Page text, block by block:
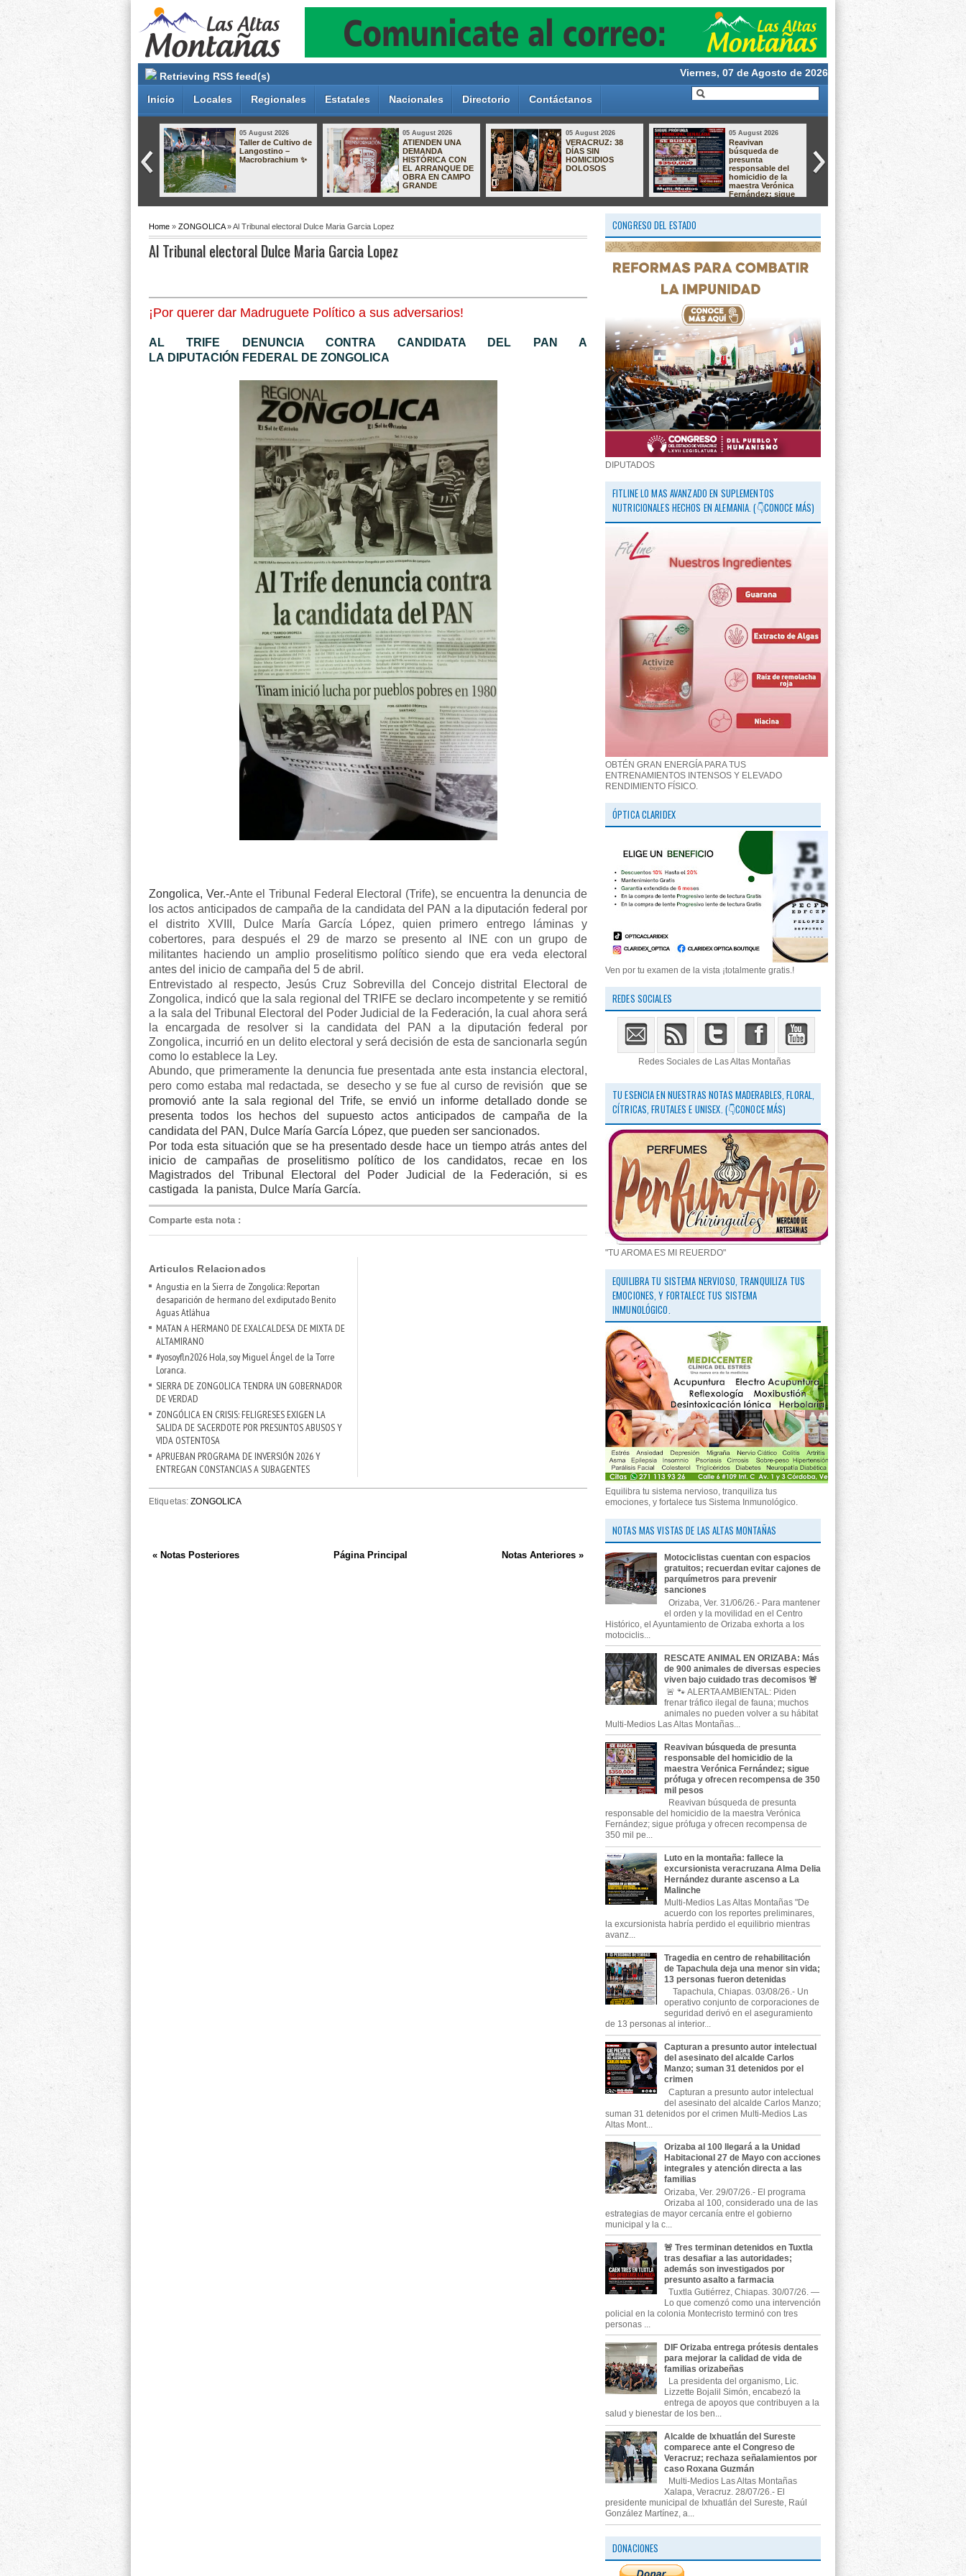
Retrieving RSS feed(s) Viernes, 07 de Agosto de 2026
Inicio Locales Regionales Estatales Nacionales Directorio Contáctanos
EL ARRANQUE DE
05 August 2026
VERACRUZ: 38
DÍAS SIN
HOMICIDIOS
05 August 2026
Reavivan
búsqueda de
presunta
responsable del
homicidio de la
maestra Verónica
07 August 2026
DIF La Perla se
suma a iniciativa
para fortalecer la
atención e
06 August 2026
La Perla promueve
su riqueza turística
y gastronómica
ante
restauranteros de
CANIRAC
Solicitan esclarecer
clausura de obra
Home » ZONGOLICA» Al Tribunal electoral Dulce Maria Garcia Lopez
Al Tribunal electoral Dulce Maria Garcia Lopez
¡Por querer dar Madruguete Político a sus adversarios!
AL TRIFE DENUNCIA CONTRA CANDIDATA DEL PAN A
LA DIPUTACIÓN FEDERAL DE ZONGOLICA
Zongolica, Ver.-Ante el Tribunal Federal Electoral (Trife), se encuentra la denuncia de
los actos anticipados de campaña de la candidata del PAN a la diputación federal por
el distrito XVIII, Dulce María García López, quien primero entrego láminas y
cobertores, para después el 29 de marzo se presento al INE con un grupo de
militantes haciendo un amplio proselitismo político siendo que era veda electoral
antes del inicio de campaña del 5 de abril.
Entrevistado al respecto, Jesús Cruz Sobrevilla del Concejo distrital Electoral de
Zongolica, indicó que la sala regional del TRIFE se declaro incompetente y se remitió
a la sala del Tribunal Electoral del Poder Judicial de la Federación, la cual ahora será
la encargada de resolver si la candidata del PAN a la diputación federal por
Zongolica, incurrió en un delito electoral y será decisión de esta de sancionarla según
como lo establece la Ley.
Abundo, que primeramente la denuncia fue presentada ante esta instancia electoral,
pero como estaba mal redactada, se
desecho y se fue al curso de revisión
que se
promovió ante la sala regional del Trife, se envió un informe detallado donde se
presenta todos los hechos del supuesto actos anticipados de campaña de la
candidata del PAN, Dulce María García López, que pueden ser sancionados.
Por toda esta situación que se ha presentado desde hace un tiempo atrás antes del
inicio de campañas de proselitismo político de los candidatos, recae en los
Magistrados del Tribunal Electoral del Poder Judicial de la Federación, si es
castigada
la panista, Dulce María García.
Comparte esta nota:
Articulos Relacionados
Angustia en la Sierra de Zongolica: Reportan
desaparición de hermano del exdiputado Benito
Aguas Atláhua
MATAN A HERMANO DE EXALCALDESA DE MIXTA DE
ALTAMIRANO
#yosoyfln2026 Hola, soy Miguel Ángel de la Torre
Loranca.
SIERRA DE ZONGOLICA TENDRA UN GOBERNADOR
DE VERDAD
ZONGÓLICA EN CRISIS: FELIGRESES EXIGEN LA
SALIDA DE SACERDOTE POR PRESUNTOS ABUSOS Y
VIDA OSTENTOSA
APRUEBAN PROGRAMA DE INVERSIÓN 2026 Y
ENTREGAN CONSTANCIAS A SUBAGENTES
Etiquetas:ZONGOLICA
« Notas Posteriores Notas Anteriores »
Página Principal
CONGRESO DEL ESTADO
DIPUTADOS
FITLINE LO MAS AVANZADO EN SUPLEMENTOS
NUTRICIONALES HECHOS EN ALEMANIA. (👇CONOCE MÁS)
OBTÉN GRAN ENERGÍA PARA TUS
ENTRENAMIENTOS INTENSOS Y ELEVADO
RENDIMIENTO FÍSICO.
ÓPTICA CLARIDEX
Ven por tu examen de la vista ¡totalmente gratis.!
REDES SOCIALES
Redes Sociales de Las Altas Montañas
TU ESENCIA EN NUESTRAS NOTAS MADERABLES, FLORAL,
CÍTRICAS, FRUTALES E UNISEX. (👇CONOCE MÁS)
"TU AROMA ES MI REUERDO"
EQUILIBRA TU SISTEMA NERVIOSO, TRANQUILIZA TUS
EMOCIONES, Y FORTALECE TUS SISTEMA
INMUNOLÓGICO.
Equilibra tu sistema nervioso, tranquiliza tus
emociones, y fortalece tus Sistema Inmunológico.
NOTAS MAS VISTAS DE LAS ALTAS MONTAÑAS
Motociclistas cuentan con espacios
gratuitos; recuerdan evitar cajones de
parquímetros para prevenir
sanciones
Orizaba, Ver. 31/06/26.- Para mantener
el orden y la movilidad en el Centro
Histórico, el Ayuntamiento de Orizaba exhorta a los
motociclis...
RESCATE ANIMAL EN ORIZABA: Más
de 900 animales de diversas especies
viven bajo cuidado tras decomisos 🚨
🚨 🐾 ALERTA AMBIENTAL: Piden
frenar tráfico ilegal de fauna; muchos
animales no pueden volver a su hábitat
Multi-Medios Las Altas Montañas...
Reavivan búsqueda de presunta
responsable del homicidio de la
maestra Verónica Fernández; sigue
prófuga y ofrecen recompensa de 350
mil pesos
Reavivan búsqueda de presunta
responsable del homicidio de la maestra Verónica
Fernández; sigue prófuga y ofrecen recompensa de
350 mil pe...
Luto en la montaña: fallece la
excursionista veracruzana Alma Delia
Hernández durante ascenso a La
Malinche
Multi-Medios Las Altas Montañas "De
acuerdo con los reportes preliminares,
la excursionista habría perdido el equilibrio mientras
avanz...
Tragedia en centro de rehabilitación
de Tapachula deja una menor sin vida;
13 personas fueron detenidas
Tapachula, Chiapas. 03/08/26.- Un
operativo conjunto de corporaciones de
seguridad derivó en el aseguramiento
de 13 personas al interior...
Capturan a presunto autor intelectual
del asesinato del alcalde Carlos
Manzo; suman 31 detenidos por el
crimen
Capturan a presunto autor intelectual
del asesinato del alcalde Carlos Manzo;
suman 31 detenidos por el crimen Multi-Medios Las
Altas Mont...
Orizaba al 100 llegará a la Unidad
Habitacional 27 de Mayo con acciones
integrales y atención directa a las
familias
Orizaba, Ver. 29/07/26.- El programa
Orizaba al 100, considerado una de las
estrategias de mayor cercanía entre el gobierno
municipal y la c...
🚨 Tres terminan detenidos en Tuxtla
tras desafiar a las autoridades;
además son investigados por
presunto asalto a farmacia
Tuxtla Gutiérrez, Chiapas. 30/07/26. —
Lo que comenzó como una intervención
policial en la colonia Montecristo terminó con tres
personas ...
DIF Orizaba entrega prótesis dentales
para mejorar la calidad de vida de
familias orizabeñas
La presidenta del organismo, Lic.
Lizzette Bojalil Simón, encabezó la
entrega de apoyos que contribuyen a la
salud y bienestar de los ben...
Alcalde de Ixhuatlán del Sureste
comparece ante el Congreso de
Veracruz; rechaza señalamientos por
caso Roxana Guzmán
Multi-Medios Las Altas Montañas
Xalapa, Veracruz. 28/07/26.- El
presidente municipal de Ixhuatlán del Sureste, Raúl
González Martínez, a...
DONACIONES